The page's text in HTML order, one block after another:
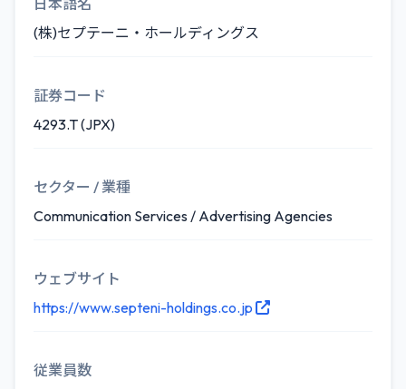
日本語名
(株)セプテーニ・ホールディングス
証券コード
4293.T (JPX)
セクター / 業種
Communication Services / Advertising Agencies
ウェブサイト
https://www.septeni-holdings.co.jp
従業員数